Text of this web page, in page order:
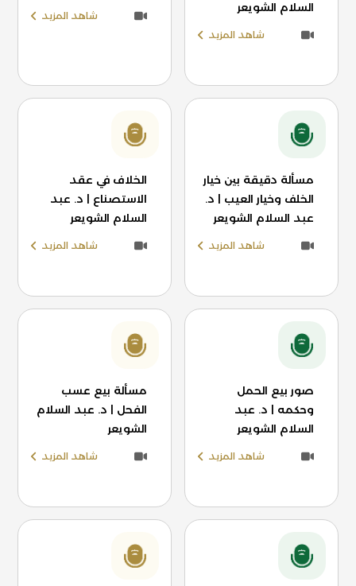
السلام الشويعر
شاهد المزيد
شاهد المزيد
مسألة دقيقة بين خيار
الخلف وخيار العيب | د.
عبد السلام الشويعر
شاهد المزيد
الخلاف في عقد
الاستصناع | د. عبد
السلام الشويعر
شاهد المزيد
صور بيع الحمل
وحكمه | د. عبد
السلام الشويعر
شاهد المزيد
مسألة بيع عسب
الفحل | د. عبد السلام
الشويعر
شاهد المزيد